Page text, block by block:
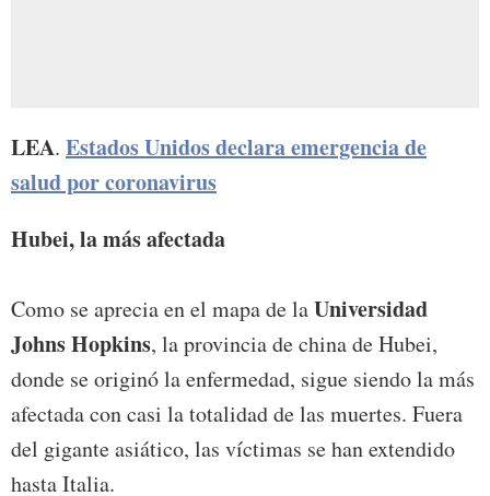
LEA. Estados Unidos declara emergencia de
salud por coronavirus
Hubei, la más afectada
Como se aprecia en el mapa de laUniversidad
Johns Hopkins, la provincia de china de Hubei,
donde se originó la enfermedad, sigue siendo la más
afectada con casi la totalidad de las muertes. Fuera
del gigante asiático, las víctimas se han extendido
hasta Italia.